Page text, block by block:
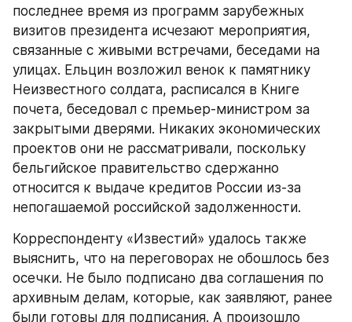
последнее время из программ зарубежных
визитов президента исчезают мероприятия,
связанные с живыми встречами, беседами на
улицах. Ельцин возложил венок к памятнику
Неизвестного солдата, расписался в Книге
почета, беседовал с премьер-министром за
закрытыми дверями. Никаких экономических
проектов они не рассматривали, поскольку
бельгийское правительство сдержанно
относится к выдаче кредитов России из-за
непогашаемой российской задолженности.
Корреспонденту «Известий» удалось также
выяснить, что на переговорах не обошлось без
осечки. Не было подписано два соглашения по
архивным делам, которые, как заявляют, ранее
были готовы для подписания. А произошло